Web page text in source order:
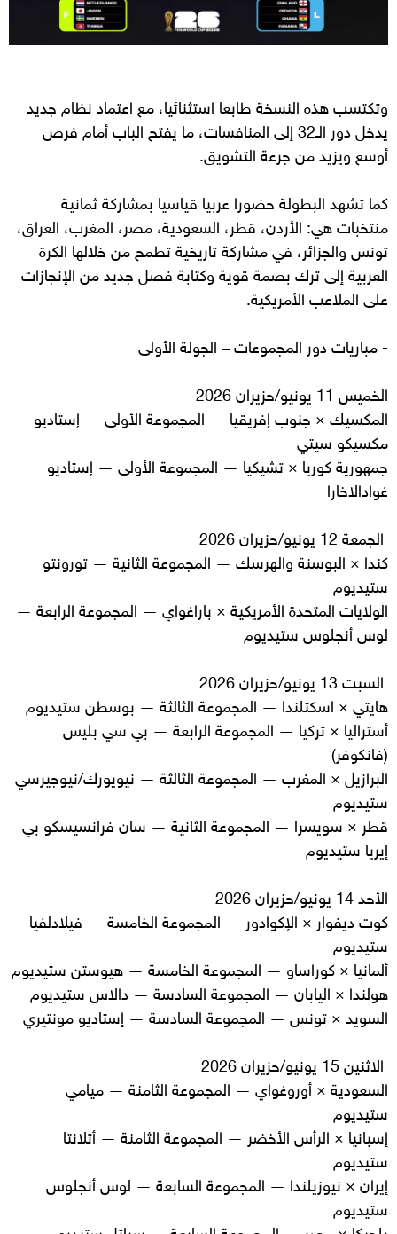
وتكتسب هذه النسخة طابعا استثنائيا، مع اعتماد نظام جديد
يدخل دور الـ32 إلى المنافسات، ما يفتح الباب أمام فرص
أوسع ويزيد من جرعة التشويق.
كما تشهد البطولة حضورا عربيا قياسيا بمشاركة ثمانية
منتخبات هي: الأردن، قطر، السعودية، مصر، المغرب، العراق،
تونس والجزائر، في مشاركة تاريخية تطمح من خلالها الكرة
العربية إلى ترك بصمة قوية وكتابة فصل جديد من الإنجازات
على الملاعب الأمريكية.
- مباريات دور المجموعات – الجولة الأولى
الخميس 11 يونيو/حزيران 2026
المكسيك × جنوب إفريقيا — المجموعة الأولى — إستاديو
مكسيكو سيتي
جمهورية كوريا × تشيكيا — المجموعة الأولى — إستاديو
غوادالاخارا
الجمعة 12 يونيو/حزيران 2026
كندا × البوسنة والهرسك — المجموعة الثانية — تورونتو
ستيديوم
الولايات المتحدة الأمريكية × باراغواي — المجموعة الرابعة —
لوس أنجلوس ستيديوم
السبت 13 يونيو/حزيران 2026
هايتي × اسكتلندا — المجموعة الثالثة — بوسطن ستيديوم
أستراليا × تركيا — المجموعة الرابعة — بي سي بليس
(فانكوفر)
البرازيل × المغرب — المجموعة الثالثة — نيويورك/نيوجيرسي
ستيديوم
قطر × سويسرا — المجموعة الثانية — سان فرانسيسكو بي
إيريا ستيديوم
الأحد 14 يونيو/حزيران 2026
كوت ديفوار × الإكوادور — المجموعة الخامسة — فيلادلفيا
ستيديوم
ألمانيا × كوراساو — المجموعة الخامسة — هيوستن ستيديوم
هولندا × اليابان — المجموعة السادسة — دالاس ستيديوم
السويد × تونس — المجموعة السادسة — إستاديو مونتيري
الاثنين 15 يونيو/حزيران 2026
السعودية × أوروغواي — المجموعة الثامنة — ميامي
ستيديوم
إسبانيا × الرأس الأخضر — المجموعة الثامنة — أتلانتا
ستيديوم
إيران × نيوزيلندا — المجموعة السابعة — لوس أنجلوس
ستيديوم